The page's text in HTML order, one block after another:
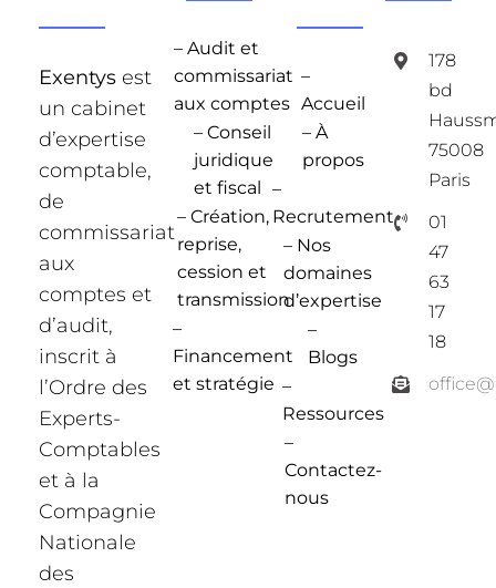
Exentys est
un cabinet
d’expertise
comptable,
de
commissariat
aux
comptes et
d’audit,
inscrit à
l’Ordre des
Experts-
Comptables
et à la
Compagnie
Nationale
des
– Audit et
commissariat
aux comptes
– Conseil
juridique
et fiscal
– Création,
reprise,
cession et
transmission
–
Financement
et stratégie
–
Accueil
– À
propos
–
Recrutement
– Nos
domaines
d’expertise
–
Blogs
–
Ressources
–
Contactez-
nous
178
bd
75008
Paris
01
47
63
17
18